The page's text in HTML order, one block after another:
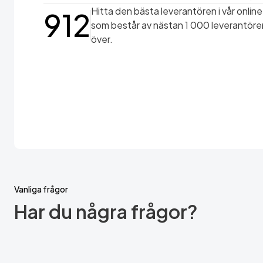
912Hitta den bästa leverantören i vår
som består av nästan 1 000
över.
Vanliga frågor
Har du några frågor?